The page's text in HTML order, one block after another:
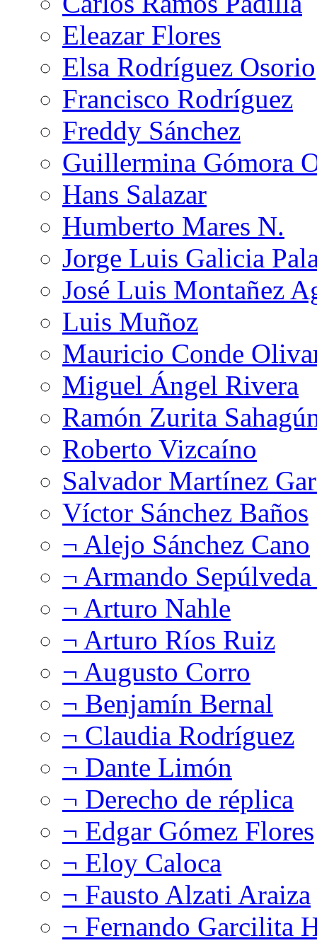
Eleazar Flores
Elsa Rodríguez Osorio
Francisco Rodríguez
Freddy Sánchez
Guillermina Gómora
Hans Salazar
Humberto Mares N.
Jorge Luis Galicia
José Luis Montañez
Luis Muñoz
Mauricio Conde
Miguel Ángel Rivera
Ramón Zurita
Roberto Vizcaíno
Salvador Martínez
Víctor Sánchez Baños
¬ Alejo Sánchez Cano
¬ Armando
¬ Arturo Nahle
¬ Arturo Ríos Ruiz
¬ Augusto Corro
¬ Benjamín Bernal
¬ Claudia Rodríguez
¬ Dante Limón
¬ Derecho de réplica
¬ Edgar Gómez Flores
¬ Eloy Caloca
¬ Fausto Alzati Araiza
¬ Fernando Garcilita